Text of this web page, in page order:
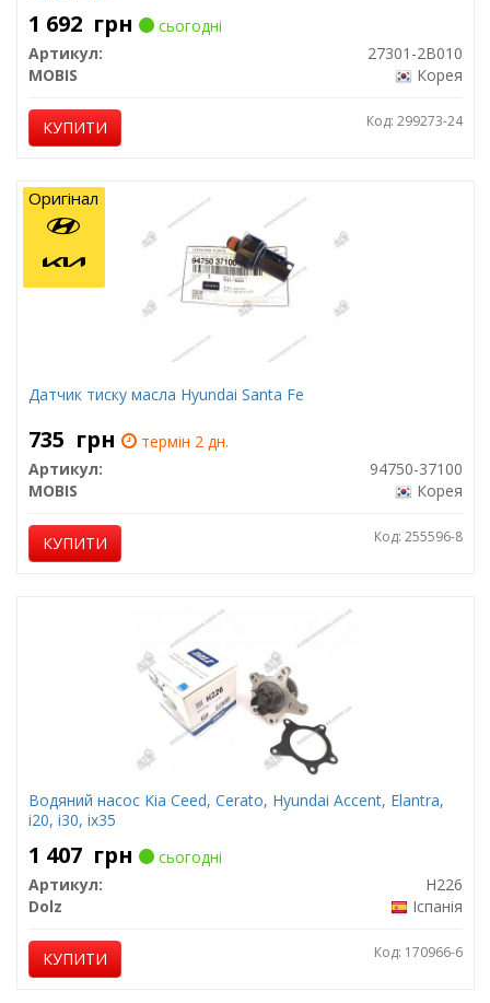
1 692 грн
сьогодні
Артикул:
27301-2B010
MOBIS
Корея
КУПИТИ Код: 299273-24
Датчик тиску масла Hyundai Santa Fe
735 грн
термін 2 дн.
Артикул:
94750-37100
MOBIS
Корея
КУПИТИ Код: 255596-8
Оригінал
Водяний насос Kia Ceed, Cerato, Hyundai Accent, Elantra,
i20, i30, ix35
1 407 грн
сьогодні
Артикул:
H226
Dolz
Іспанія
КУПИТИ Код: 170966-6